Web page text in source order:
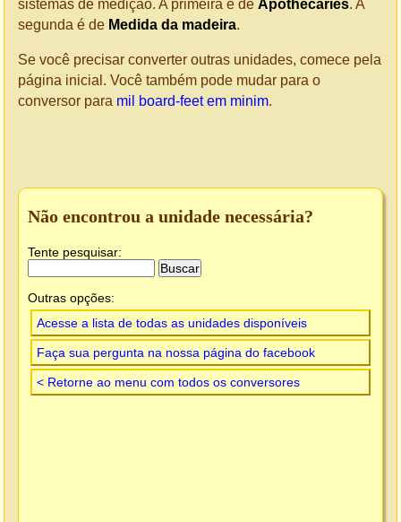
sistemas de medição. A primeira é de Apothecaries. A
segunda é de Medida da madeira.
Se você precisar converter outras unidades, comece pela
página inicial. Você também pode mudar para o
conversor para mil board-feet em minim.
Não encontrou a unidade necessária?
Tente pesquisar:
Outras opções:
Acesse a lista de todas as unidades disponíveis
Faça sua pergunta na nossa página do facebook
< Retorne ao menu com todos os conversores